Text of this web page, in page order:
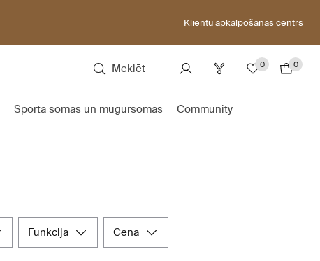
Klientu apkalpošanas centrs
Meklēt 0 0
Sporta somas un mugursomas Community
funkcija cena